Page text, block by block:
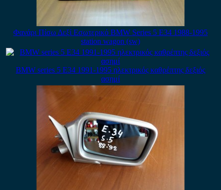
Φανάρι Πίσω Δεξί Εσωτερικό BMW Series 5 E34 1988-1995
station wagon (sw)
BMW series 5 E34 1991-1995 ηλεκτρικός καθρέπτης δεξιός
ασημί